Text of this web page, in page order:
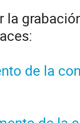
la
de la